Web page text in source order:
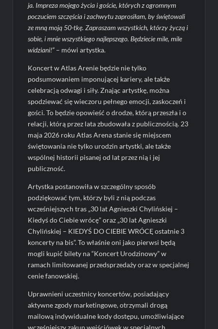
ja. Impreza mojego życia i goście, których z ogromnym
poczuciem szczęścia i zachwytu zaprosiłam, by świętowali
ze mną moją 50-tkę. Zapraszam wszystkich, którzy życzą i
sobie, i mnie wszystkiego najlepszego. Będziecie mile, mile
widziani!” – mówi artystka.
Koncert w Atlas Arenie będzie nie tylko
podsumowaniem imponującej kariery, ale także
celebracją odwagi i siły. Znając artystkę, można
spodziewać się wieczoru pełnego emocji, zaskoczeń i
gości. To będzie opowieść o drodze, którą przeszła i o
relacji, którą przez lata zbudowała z publicznością. 23
maja 2026 roku Atlas Arena stanie się miejscem
świętowania nie tylko urodzin artystki, ale także
wspólnej historii pisanej od lat przez nią i jej
publiczność.
Artystka postanowiła w szczególny sposób
podziękować tym, którzy byli z nią podczas
wcześniejszych tras „30 lat Agnieszki Chylińskiej –
Kiedyś do Ciebie wrócę” oraz „30 lat Agnieszki
Chylińskiej – KIEDYŚ DO CIEBIE WRÓCĘ ostatnie 3
koncerty na bis”. To właśnie oni jako pierwsi będą
mogli kupić bilety na “Koncert Urodzinowy” w
ramach limitowanej przedsprzedaży oraz w specjalnej
cenie fanowskiej.
Uprawnieni uczestnicy koncertów, posiadający
aktywne zgody marketingowe, otrzymali drogą
mailową indywidualne kody dostępu, umożliwiające